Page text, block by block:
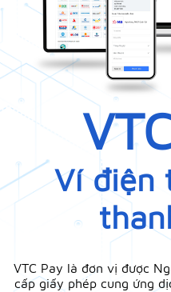
Ví điện
VTC Pay là đơn vị được
cấp giấy phép cung ứng